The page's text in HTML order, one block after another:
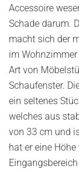
Accessoire
Schade darum.
macht sich der
im
Art von
Schaufenster.
ein seltenes
welches aus
von 33 cm und
hat er eine